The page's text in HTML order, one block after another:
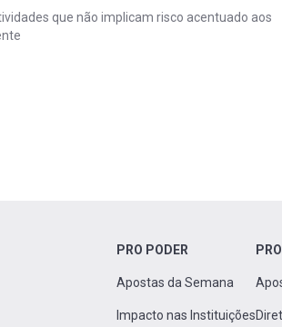
que não implicam risco acentuado aos
PRO PODER
Apostas da Semana
Impacto nas Instituições